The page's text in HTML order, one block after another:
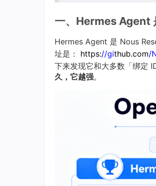
一、Hermes Agent
Hermes Agent 是 Nous
址是：
https://github.com/
下来发现它和大多数「绑定
久，它越强。